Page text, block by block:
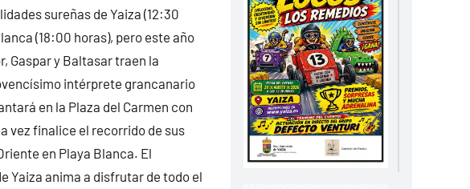
sureñas de Yaiza (12:30
(18:00 horas), pero este año
Gaspar y Baltasar traen la
intérprete grancanario
en la Plaza del Carmen con
vez finalice el recorrido de sus
en Playa Blanca. El
Yaiza anima a disfrutar de todo el